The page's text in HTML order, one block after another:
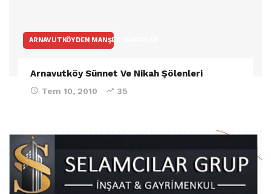
ARNAVUTKÖYDEN MANŞET HABERLER
Arnavutköy Sünnet Ve Nikah Şölenleri
Tem 10, 2010 35